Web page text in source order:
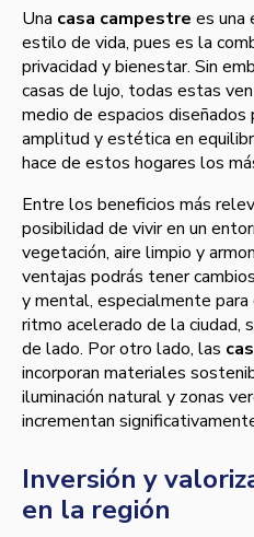
Una casa campestre es una
estilo de vida, pues es la
privacidad y bienestar. Sin
casas de lujo, todas estas
medio de espacios diseñados
amplitud y estética en
hace de estos hogares los
Entre los beneficios más
posibilidad de vivir en un
vegetación, aire limpio y
ventajas podrás tener
y mental, especialmente
ritmo acelerado de la ciudad,
de lado. Por otro lado, las
incorporan materiales
iluminación natural y zonas
incrementan
Inversión y
en la región